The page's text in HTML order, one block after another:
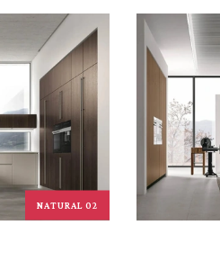
NATURAL 02